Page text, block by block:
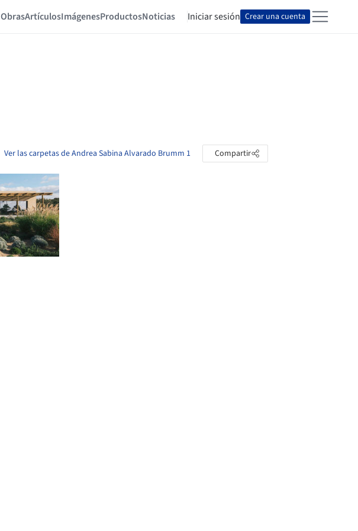
ObrasArtículosImágenesProductosNoticias Iniciar sesión Crear una cuenta
Ver las carpetas de Andrea Sabina Alvarado Brumm 1 Compartir